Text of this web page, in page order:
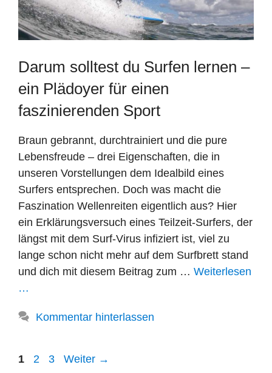
Darum solltest du Surfen lernen –
ein Plädoyer für einen
faszinierenden Sport
Braun gebrannt, durchtrainiert und die pure
Lebensfreude – drei Eigenschaften, die in
unseren Vorstellungen dem Idealbild eines
Surfers entsprechen. Doch was macht die
Faszination Wellenreiten eigentlich aus? Hier
ein Erklärungsversuch eines Teilzeit-Surfers, der
längst mit dem Surf-Virus infiziert ist, viel zu
lange schon nicht mehr auf dem Surfbrett stand
und dich mit diesem Beitrag zum … Weiterlesen
…
Kommentar hinterlassen
Seite
1 Seite
2 Seite
3 Weiter →